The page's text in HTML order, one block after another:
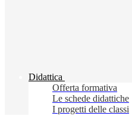
Didattica
Offerta formativa
Le schede didattiche
I progetti delle classi